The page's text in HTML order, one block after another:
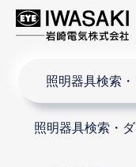
照明器具検索
照明器具検索・